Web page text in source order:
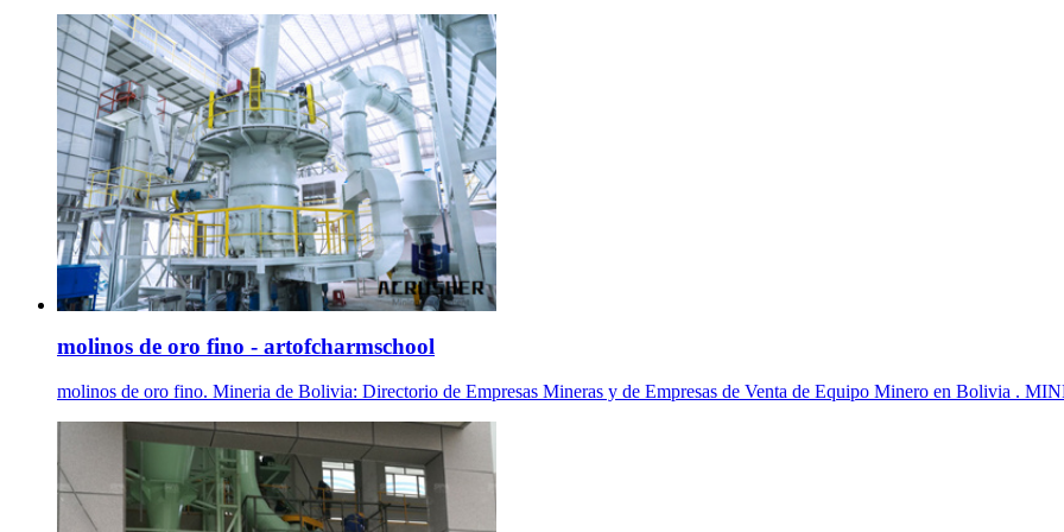
molinos de oro fino - artofcharmschool
molinos de oro fino. Mineria de Bolivia: Directorio de Empresas Mineras y de Empresas de Venta de Equipo Minero en Bolivia .